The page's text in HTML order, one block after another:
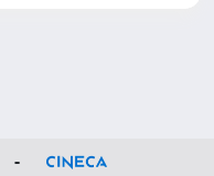
-